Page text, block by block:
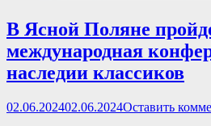
В Ясной Поляне
международная
наследии классиков
Опубликовано
02.06.202402.06.2024Оставить